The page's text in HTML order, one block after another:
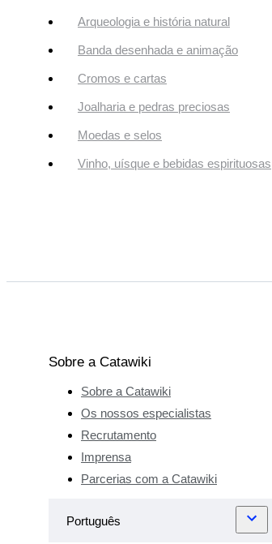
Arqueologia e história natural
Banda desenhada e animação
Cromos e cartas
Joalharia e pedras preciosas
Moedas e selos
Vinho, uísque e bebidas espirituosas
Sobre a Catawiki
Sobre a Catawiki
Os nossos especialistas
Recrutamento
Imprensa
Parcerias com a Catawiki